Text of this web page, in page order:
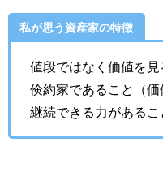
私が思う資産家の特徴
値段ではなく価値を見
倹約家であること（価
継続できる力があるこ